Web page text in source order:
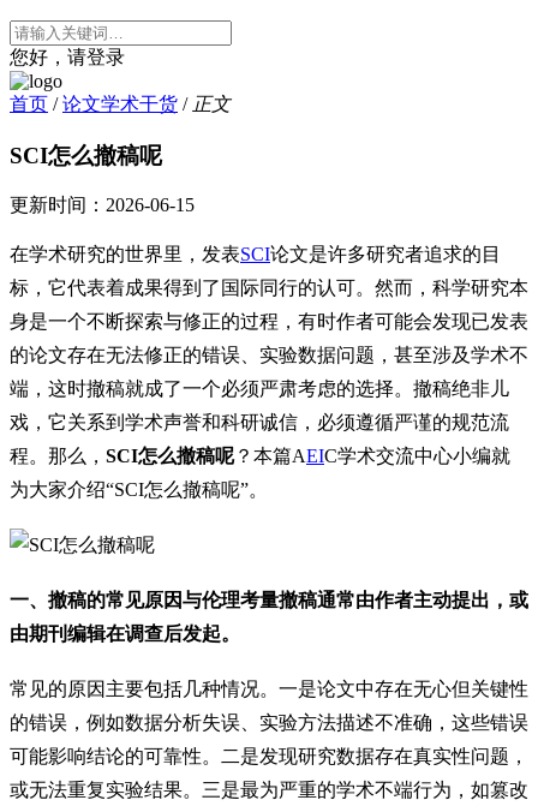
您好，请登录
首页 / 论文学术干货 / 正文
SCI怎么撤稿呢
更新时间： 2026-06-15
在学术研究的世界里，发表SCI论文是许多研究者追求的目
标，它代表着成果得到了国际同行的认可。然而，科学研究本
身是一个不断探索与修正的过程，有时作者可能会发现已发表
的论文存在无法修正的错误、实验数据问题，甚至涉及学术不
端，这时撤稿就成了一个必须严肃考虑的选择。撤稿绝非儿
戏，它关系到学术声誉和科研诚信，必须遵循严谨的规范流
程。那么， SCI怎么撤稿呢？本篇AEIC学术交流中心小编就
为大家介绍“SCI怎么撤稿呢”。
一、撤稿的常见原因与伦理考量撤稿通常由作者主动提出，或
由期刊编辑在调查后发起。
常见的原因主要包括几种情况。一是论文中存在无心但关键性
的错误，例如数据分析失误、实验方法描述不准确，这些错误
可能影响结论的可靠性。二是发现研究数据存在真实性问题，
或无法重复实验结果。三是最为严重的学术不端行为，如篡改